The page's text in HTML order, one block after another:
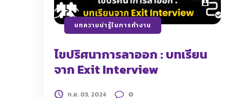
บทความน่ารู้ในการทำงาน
ไขปริศนาการลาออก : บทเรียน
จาก Exit Interview
ก.ย. 03, 2024 0